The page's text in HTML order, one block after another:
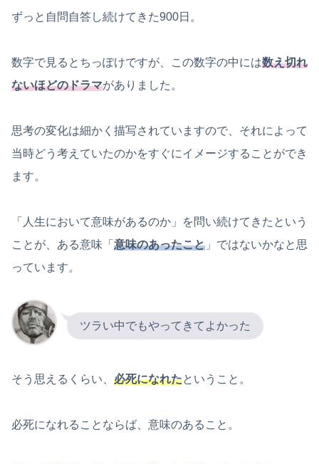
ずっと自問自答し続けてきた900日。
数字で見るとちっぽけですが、この数字の中には数え切れ
ないほどのドラマがありました。
思考の変化は細かく描写されていますので、それによって
当時どう考えていたのかをすぐにイメージすることができ
ます。
「人生において意味があるのか」を問い続けてきたという
ことが、ある意味「 意味のあったこと 」ではないかなと思
っています。
ツラい中でもやってきてよかった
そう思えるくらい、 必死になれたということ。
必死になれることならば、意味のあること。